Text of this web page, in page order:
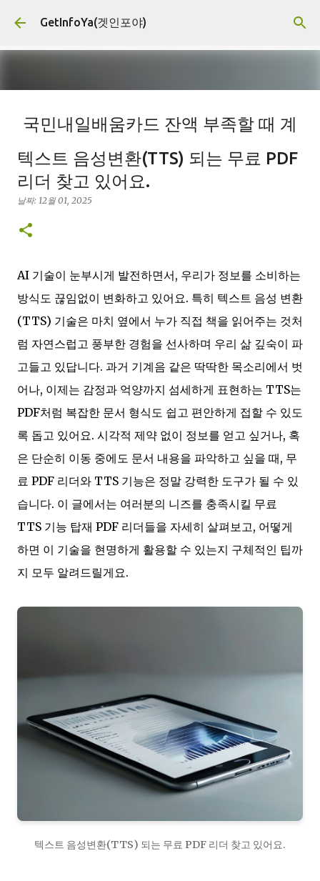
기본 콘텐츠로 건너뛰기
GetInfoYa(겟인포야)
국민내일배움카드 잔액 부족할 때 계
좌한도 추가지원 신청 대상과 서류
날짜: 8월 03, 2026 계좌한도추가지원 고용센터방문
국민내일배움카드 내일배움카드잔액
텍스트 음성변환(TTS) 되는 무료 PDF
리더 찾고 있어요.
날짜: 12월 01, 2025
AI 기술이 눈부시게 발전하면서, 우리가 정보를 소비하는
방식도 끊임없이 변화하고 있어요. 특히 텍스트 음성 변환
(TTS) 기술은 마치 옆에서 누가 직접 책을 읽어주는 것처
럼 자연스럽고 풍부한 경험을 선사하며 우리 삶 깊숙이 파
고들고 있답니다. 과거 기계음 같은 딱딱한 목소리에서 벗
어나, 이제는 감정과 억양까지 섬세하게 표현하는 TTS는
PDF처럼 복잡한 문서 형식도 쉽고 편안하게 접할 수 있도
록 돕고 있어요. 시각적 제약 없이 정보를 얻고 싶거나, 혹
은 단순히 이동 중에도 문서 내용을 파악하고 싶을 때, 무
료 PDF 리더와 TTS 기능은 정말 강력한 도구가 될 수 있
습니다. 이 글에서는 여러분의 니즈를 충족시킬 무료
TTS 기능 탑재 PDF 리더들을 자세히 살펴보고, 어떻게
하면 이 기술을 현명하게 활용할 수 있는지 구체적인 팁까
지 모두 알려드릴게요.
텍스트 음성변환(TTS) 되는 무료 PDF 리더 찾고 있어요.